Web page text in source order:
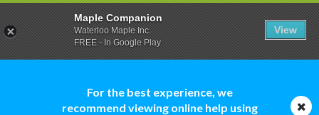
For the best experience, we
recommend viewing online help using
Maple Companion
Waterloo Maple Inc.
FREE - In Google Play
View